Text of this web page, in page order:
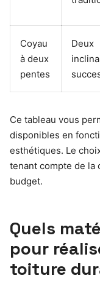
Coyau
à deux
pentes
Deux
Ce tableau vous
disponibles en
esthétiques. Le
tenant compte de
budget.
Quels
pour
toiture